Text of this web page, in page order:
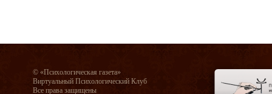
© «Психологическая газета»
Виртуальный Психологический Клуб
Все права защищены